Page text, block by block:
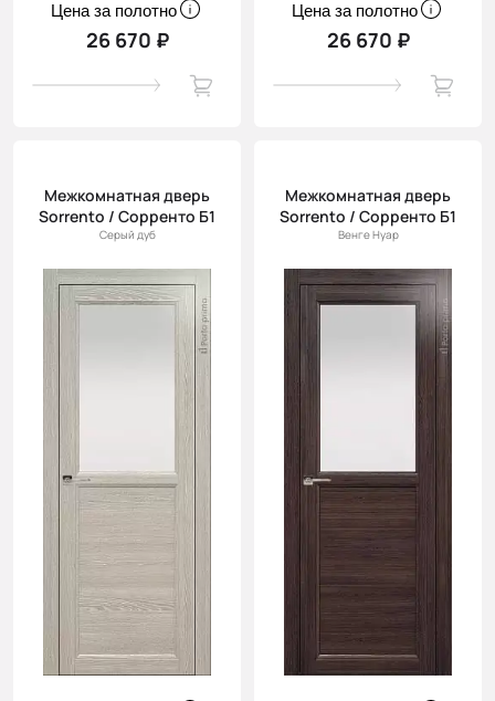
Цена за полотно
26 670 ₽
Цена за полотно
26 670 ₽
Межкомнатная дверь
Sorrento / Сорренто Б1
Серый дуб
Межкомнатная дверь
Sorrento / Сорренто Б1
Венге Нуар